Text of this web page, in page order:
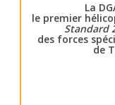
La
le premier
Standard
des forces
de